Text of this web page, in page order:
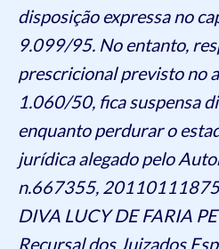
disposição expressa no
9.099/95. No entanto,
prescricional previsto no
1.060/50, fica suspensa
enquanto perdurar o
jurídica alegado pelo
n.667355,
DIVA LUCY DE FARIA
Recursal dos Juizados